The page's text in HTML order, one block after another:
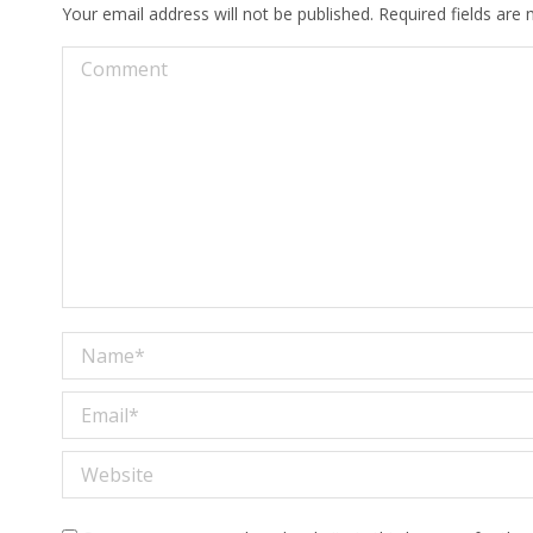
Your email address will not be published. Required fields are
Comment
Name *
Email *
Website